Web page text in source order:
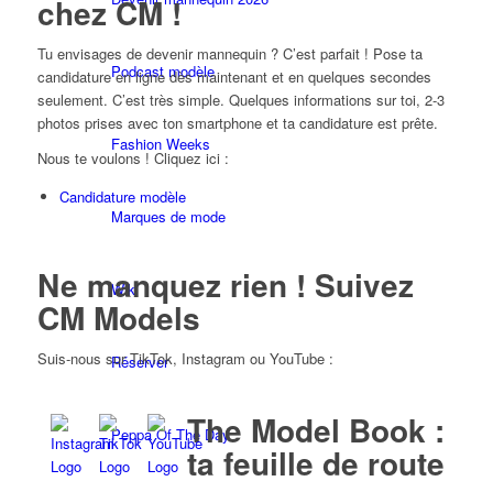
Podcast modèle
Fashion Weeks
Marques de mode
Wiki
Réserver
Peppa Of The Day
chez CM !
Tu envisages de devenir mannequin ? C’est parfait ! Pose ta
candidature en ligne dès maintenant et en quelques secondes
seulement. C’est très simple. Quelques informations sur toi, 2-3
photos prises avec ton smartphone et ta candidature est prête.
Nous te voulons ! Cliquez ici :
Candidature modèle
Ne manquez rien ! Suivez
CM Models
Suis-nous sur TikTok, Instagram ou YouTube :
The Model Book :
ta feuille de route